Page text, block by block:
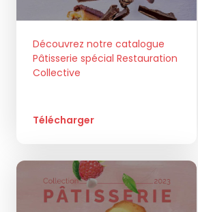
Découvrez notre catalogue
Pâtisserie spécial Restauration
Collective
Télécharger